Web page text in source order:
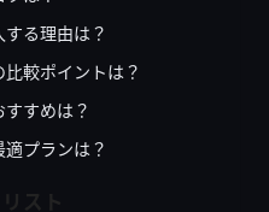
る理由は？
較ポイントは？
すめは？
プランは？